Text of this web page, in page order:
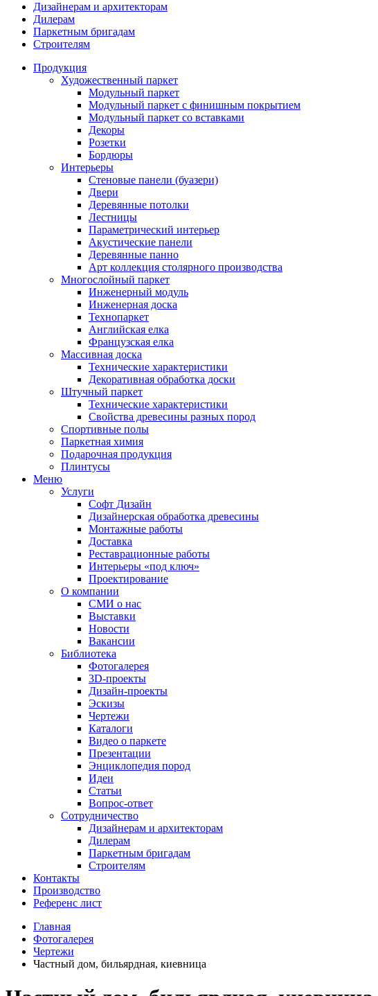
Дизайнерам и архитекторам
Дилерам
Паркетным бригадам
Строителям
Продукция
Художественный паркет
Модульный паркет
Модульный паркет с финишным покрытием
Модульный паркет со вставками
Декоры
Розетки
Бордюры
Интерьеры
Стеновые панели (буазери)
Двери
Деревянные потолки
Лестницы
Параметрический интерьер
Акустические панели
Деревянные панно
Арт коллекция столярного производства
Многослойный паркет
Инженерный модуль
Инженерная доска
Технопаркет
Английская елка
Французская елка
Массивная доска
Технические характеристики
Декоративная обработка доски
Штучный паркет
Технические характеристики
Свойства древесины разных пород
Спортивные полы
Паркетная химия
Подарочная продукция
Плинтусы
Меню
Услуги
Софт Дизайн
Дизайнерская обработка древесины
Монтажные работы
Доставка
Реставрационные работы
Интерьеры «под ключ»
Проектирование
О компании
СМИ о нас
Выставки
Новости
Вакансии
Библиотека
Фотогалерея
3D-проекты
Дизайн-проекты
Эскизы
Чертежи
Каталоги
Видео о паркете
Презентации
Энциклопедия пород
Идеи
Статьи
Вопрос-ответ
Сотрудничество
Дизайнерам и архитекторам
Дилерам
Паркетным бригадам
Строителям
Контакты
Производство
Референс лист
Главная
Фотогалерея
Чертежи
Частный дом, бильярдная, киевница